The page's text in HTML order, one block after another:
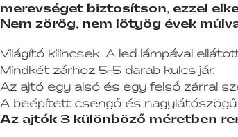
merevséget biztosítson, ezzel
Nem zörög, nem lötyög évek
Világító kilincsek. A led lámpával
Mindkét zárhoz 5-5 darab kulcs jár.
Az ajtó egy alsó és egy felső zárral
A beépített csengő és
Az ajtók 3 különböző méretben